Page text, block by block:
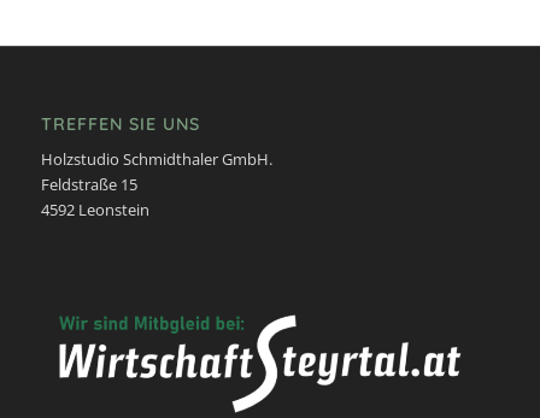
TREFFEN SIE UNS
Holzstudio Schmidthaler GmbH.
Feldstraße 15
4592 Leonstein